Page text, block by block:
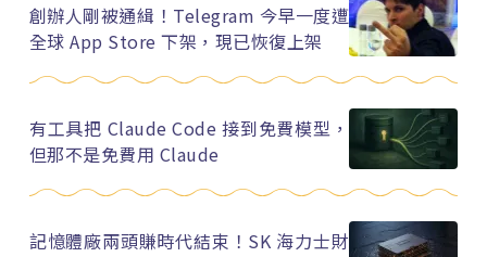
創辦人剛被通緝！Telegram 今早一度遭
全球 App Store 下架，現已恢復上架
有工具把 Claude Code 接到免費模型，
但那不是免費用 Claude
記憶體廠兩頭賺時代結束！SK 海力士財